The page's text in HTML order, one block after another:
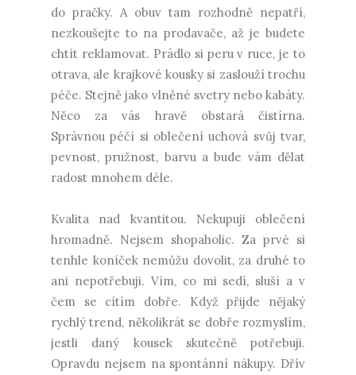
do pračky. A obuv tam rozhodně nepatří,
nezkoušejte to na prodavače, až je budete
chtít reklamovat. Prádlo si peru v ruce, je to
otrava, ale krajkové kousky si zaslouží trochu
péče. Stejně jako vlněné svetry nebo kabáty.
Něco za vás hravě obstará čistírna.
Správnou péčí si oblečení uchová svůj tvar,
pevnost, pružnost, barvu a bude vám dělat
radost mnohem déle.
Kvalita nad kvantitou. Nekupuji oblečení
hromadně. Nejsem shopaholic. Za prvé si
tenhle koníček nemůžu dovolit, za druhé to
ani nepotřebuji. Vím, co mi sedí, sluší a v
čem se cítím dobře. Když přijde nějaký
rychlý trend, několikrát se dobře rozmyslím,
jestli daný kousek skutečně potřebuji.
Opravdu nejsem na spontánní nákupy. Dřív